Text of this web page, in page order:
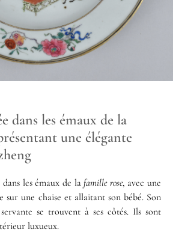
dans les émaux de la
une élégante
les émaux de lafamille rose, avec une
sur une chaise et allaitant son bébé. Son
se trouvent à ses côtés. Ils sont
luxueux.